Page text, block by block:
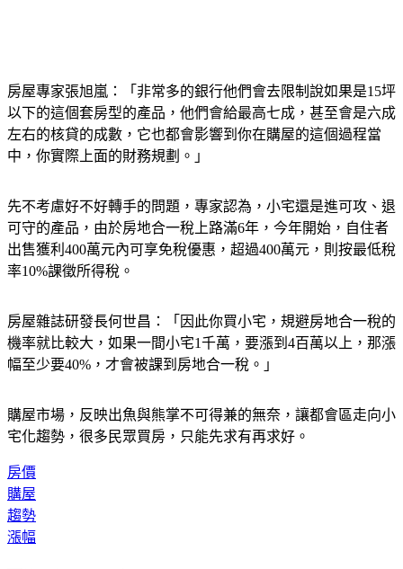
房屋專家張旭嵐：「非常多的銀行他們會去限制說如果是15坪
以下的這個套房型的產品，他們會給最高七成，甚至會是六成
左右的核貸的成數，它也都會影響到你在購屋的這個過程當
中，你實際上面的財務規劃。」
先不考慮好不好轉手的問題，專家認為，小宅還是進可攻、退
可守的產品，由於房地合一稅上路滿6年，今年開始，自住者
出售獲利400萬元內可享免稅優惠，超過400萬元，則按最低稅
率10%課徵所得稅。
房屋雜誌研發長何世昌：「因此你買小宅，規避房地合一稅的
機率就比較大，如果一間小宅1千萬，要漲到4百萬以上，那漲
幅至少要40%，才會被課到房地合一稅。」
購屋市場，反映出魚與熊掌不可得兼的無奈，讓都會區走向小
宅化趨勢，很多民眾買房，只能先求有再求好。
房價
購屋
趨勢
漲幅